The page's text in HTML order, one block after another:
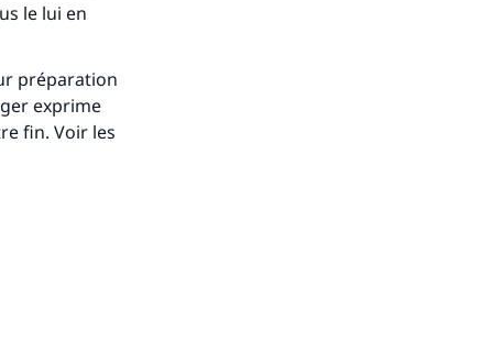
le lui en
préparation
exprime
fin. Voir les